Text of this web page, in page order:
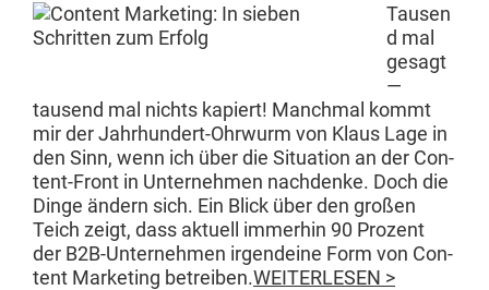
Tausen
d mal
gesagt
—
tausend mal nichts kapiert! Manch­mal kommt
mir der Jahrhun­dert-Ohrwurm von Klaus Lage in
den Sinn, wenn ich über die Sit­u­a­tion an der Con­­
tent-Front in Unternehmen nach­denke. Doch die
Dinge ändern sich. Ein Blick über den großen
Teich zeigt, dass aktuell immer­hin 90 Prozent
der B2B-Unternehmen irgen­deine Form von Con­
tent Mar­ket­ing betreiben.WEITERLESEN >